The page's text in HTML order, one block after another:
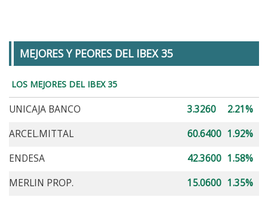
MEJORES Y PEORES DEL IBEX 35
LOS MEJORES DEL IBEX 35
UNICAJA BANCO 3.3260
2.21%
ARCEL.MITTAL
60.6400 1.92%
ENDESA
42.3600 1.58%
MERLIN PROP.
15.0600 1.35%